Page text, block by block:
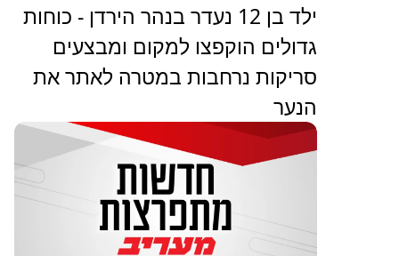
ילד בן 12 נעדר בנהר הירדן - כוחות
גדולים הוקפצו למקום ומבצעים
סריקות נרחבות במטרה לאתר את
הנער